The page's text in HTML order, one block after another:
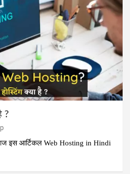
?
इस आर्टिकल Web Hosting in Hindi